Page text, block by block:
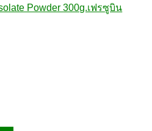
Powder 300g.เฟรซูบิน